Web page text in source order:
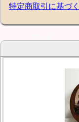
特定商取引に基づ